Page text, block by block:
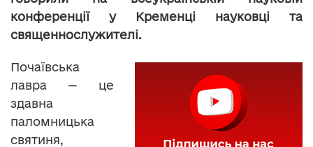
конференції у Кременці науковці та
священнослужителі.
Почаївська
лавра — це
здавна
паломницька
святиня,